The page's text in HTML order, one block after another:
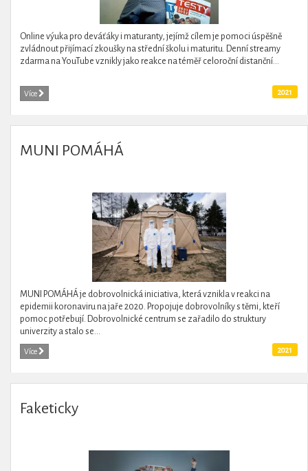
Online výuka pro deváťáky i maturanty, jejímž cílem je pomoci úspěšně
zvládnout přijímací zkoušky na střední školu i maturitu. Denní streamy
zdarma na YouTube vznikly jako reakce na téměř celoroční distanční...
Více 2021
MUNI POMÁHÁ
MUNI POMÁHÁ je dobrovolnická iniciativa, která vznikla v reakci na
epidemii koronaviru na jaře 2020. Propojuje dobrovolníky s těmi, kteří
pomoc potřebují. Dobrovolnické centrum se zařadilo do struktury
univerzity a stalo se...
Více 2021
Faketicky